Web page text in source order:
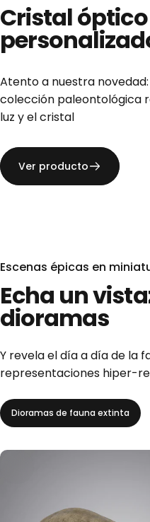
Cristalóptico
Atento a nuestra
colección paleontológica
luz y el cristal
Ver producto
Escenas épicas en
Echa un
dioramas
Y revela el día a día de la
representaciones hiper-
Dioramas de fauna extinta